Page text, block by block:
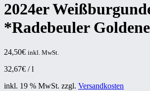
2024er
*Radebeuler
24,50€ inkl. MwSt.
32,67€ /l
inkl. 19 % MwSt. zzgl. Versandkosten